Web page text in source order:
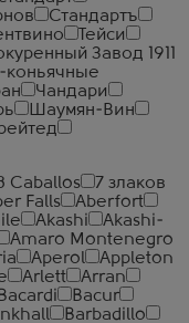
Стандартъ
Тейси
Завод 1911
коньячные
Чандари
Шаумян-Вин
Caballos
7 злаков
Falls
Aberfort
Akashi
Akashi-
Amaro Montenegro
Aperol
Appleton
Arlett
Arran
Bacardi
Bacur
Barbadillo